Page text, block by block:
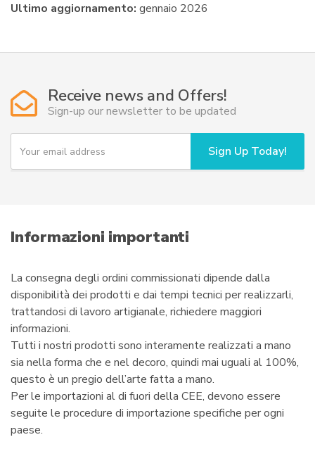
Ultimo aggiornamento: gennaio 2026
Receive news and Offers!
Sign-up our newsletter to be updated
Y
u
i
l
Sign Up Today!
Informazioni importanti
La consegna degli ordini commissionati dipende dalla
disponibilità dei prodotti e dai tempi tecnici per realizzarli,
trattandosi di lavoro artigianale, richiedere maggiori
informazioni.
Tutti i nostri prodotti sono interamente realizzati a mano
sia nella forma che e nel decoro, quindi mai uguali al 100%,
questo è un pregio dell’arte fatta a mano.
Per le importazioni al di fuori della CEE, devono essere
seguite le procedure di importazione specifiche per ogni
paese.